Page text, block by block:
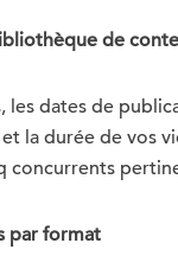
de
les dates de
la durée de vos
concurrents
par format